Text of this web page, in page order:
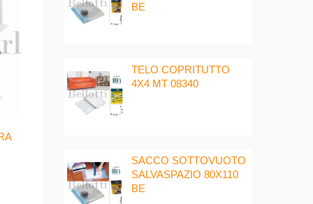
BE
TELO COPRITUTTO
4X4 MT 08340
SACCO SOTTOVUOTO
SALVASPAZIO 80X110
BE